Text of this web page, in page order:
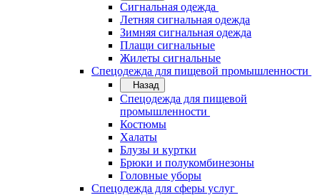
Сигнальная одежда
Летняя сигнальная одежда
Зимняя сигнальная одежда
Плащи сигнальные
Жилеты сигнальные
Спецодежда для пищевой промышленности
Назад
Спецодежда для пищевой
промышленности
Костюмы
Халаты
Блузы и куртки
Брюки и полукомбинезоны
Головные уборы
Спецодежда для сферы услуг